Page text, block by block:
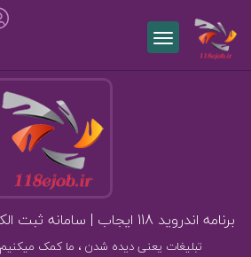
برنامه اندروید 118 ایجاب | سامانه ثبت الکترونیکی مشاغل کشور
تبلیغات یعنی دیده شدن ، ما کمک